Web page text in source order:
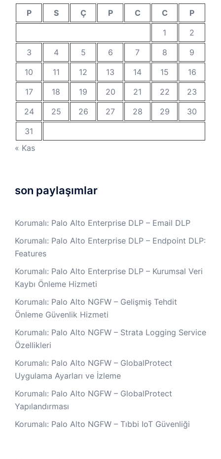
P S Ç P C C
P
1
2
3
4 5 6 7 8
9
10
11 12 13 14 15
16
17
18 19 20 21 22
23
24
25 26 27 28 29
30
31
« Kas
son paylaşımlar
Korumalı: Palo Alto Enterprise DLP – Email DLP
Korumalı: Palo Alto Enterprise DLP – Endpoint DLP:
Features
Korumalı: Palo Alto Enterprise DLP – Kurumsal Veri
Kaybı Önleme Hizmeti
Korumalı: Palo Alto NGFW – Gelişmiş Tehdit
Önleme Güvenlik Hizmeti
Korumalı: Palo Alto NGFW – Strata Logging Service
Özellikleri
Korumalı: Palo Alto NGFW – GlobalProtect
Uygulama Ayarları ve İzleme
Korumalı: Palo Alto NGFW – GlobalProtect
Yapılandırması
Korumalı: Palo Alto NGFW – Tıbbi IoT Güvenliği